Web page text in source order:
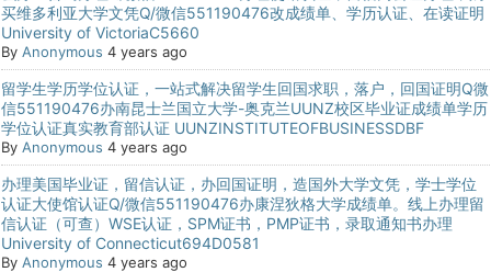
买维多利亚大学文凭Q/微信551190476改成绩单、学历认证、在读证明
University of VictoriaC5660
By Anonymous 4 years ago
留学生学历学位认证，一站式解决留学生回国求职，落户，回国证明Q微
信551190476办南昆士兰国立大学-奥克兰UUNZ校区毕业证成绩单学历
学位认证真实教育部认证 UUNZINSTITUTEOFBUSINESSDBF
By Anonymous 4 years ago
办理美国毕业证，留信认证，办回国证明，造国外大学文凭，学士学位
认证大使馆认证Q/微信551190476办康涅狄格大学成绩单。线上办理留
信认证（可查）WSE认证，SPM证书，PMP证书，录取通知书办理
University of Connecticut694D0581
By Anonymous 4 years ago